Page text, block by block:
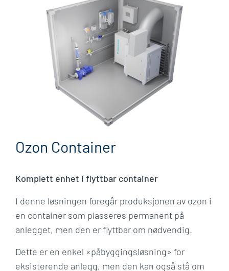
Ozon Container
Komplett enhet i flyttbar container​
I denne løsningen foregår produksjonen av ozon i
en container som plasseres permanent på
anlegget, men den er flyttbar om nødvendig. ​
Dette er en enkel «påbyggingsløsning» for
eksisterende anlegg, men den kan også stå om